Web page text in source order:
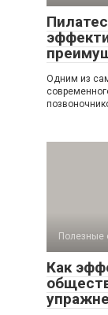
Одним из
Полезные
Как